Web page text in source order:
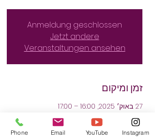
Anmeldung geschlossen
Jetzt andere
Veranstaltungen ansehen
זמן ומיקום
27 באוק׳ 2025, 16:00 – 17:00
Stubbenhof 15, Stubbenhof 15, 21147
Hamburg, Deutschland
Phone Email YouTube Instagram